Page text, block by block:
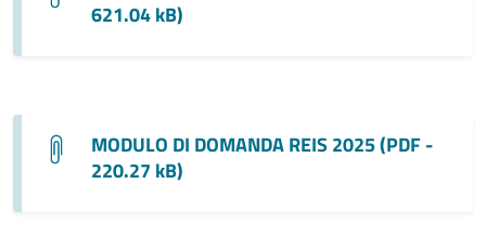
621.04 kB)
MODULO DI DOMANDA REIS 2025 (PDF -
220.27 kB)